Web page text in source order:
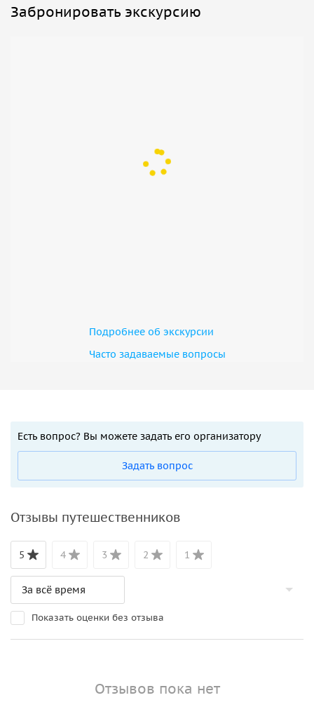
Забронировать экскурсию
Подробнее об экскурсии
Часто задаваемые вопросы
Есть вопрос? Вы можете задать его организатору
Задать вопрос
Отзывы путешественников
5 4 3 2 1
Показать оценки без отзыва
Отзывов пока нет